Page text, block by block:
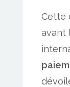
Cette
avant